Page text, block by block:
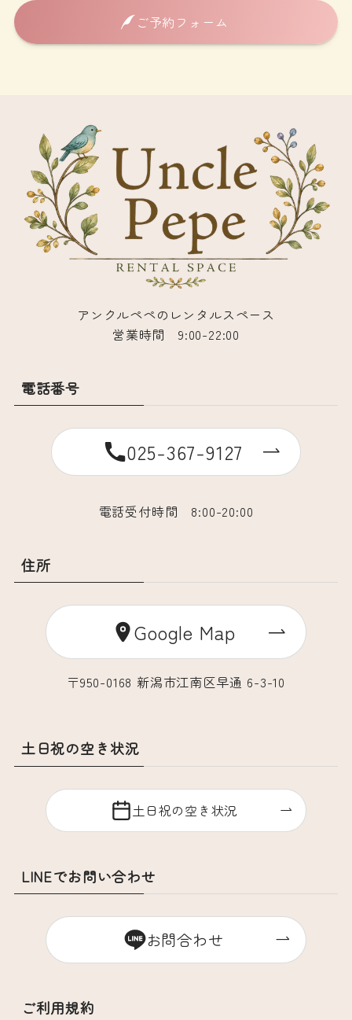
ご予約フォーム
アンクルペペのレンタルスペース
営業時間 9:00-22:00
電話番号
025-367-9127
電話受付時間 8:00-20:00
住所
Google Map
〒950-0168 新潟市江南区早通 6-3-10
土日祝の空き状況
土日祝の空き状況
LINEでお問い合わせ
お問合わせ
ご利用規約